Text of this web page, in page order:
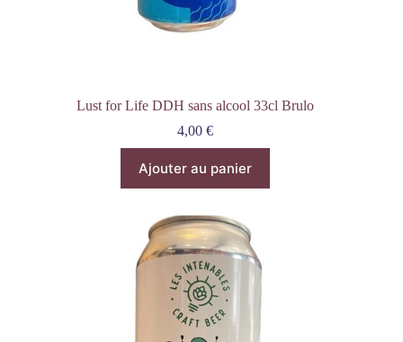
Lust for Life DDH sans alcool 33cl Brulo
4,00€
Ajouter au panier